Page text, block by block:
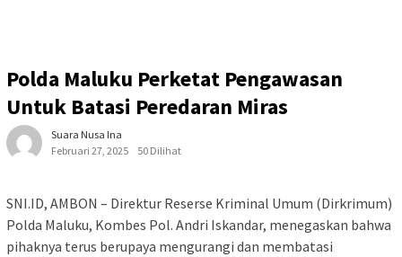
Polda Maluku Perketat Pengawasan
Untuk Batasi Peredaran Miras
Suara Nusa Ina
Februari 27, 2025
50 Dilihat
SNI.ID, AMBON – Direktur Reserse Kriminal Umum (Dirkrimum)
Polda Maluku, Kombes Pol. Andri Iskandar, menegaskan bahwa
pihaknya terus berupaya mengurangi dan membatasi